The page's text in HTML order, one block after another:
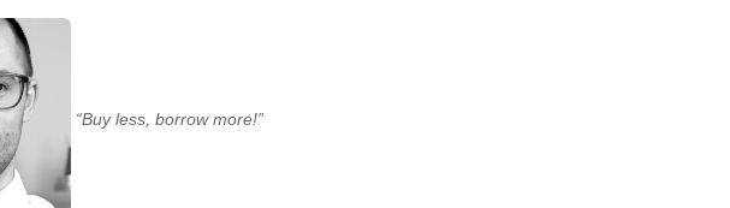
“Buy less, borrow more!”